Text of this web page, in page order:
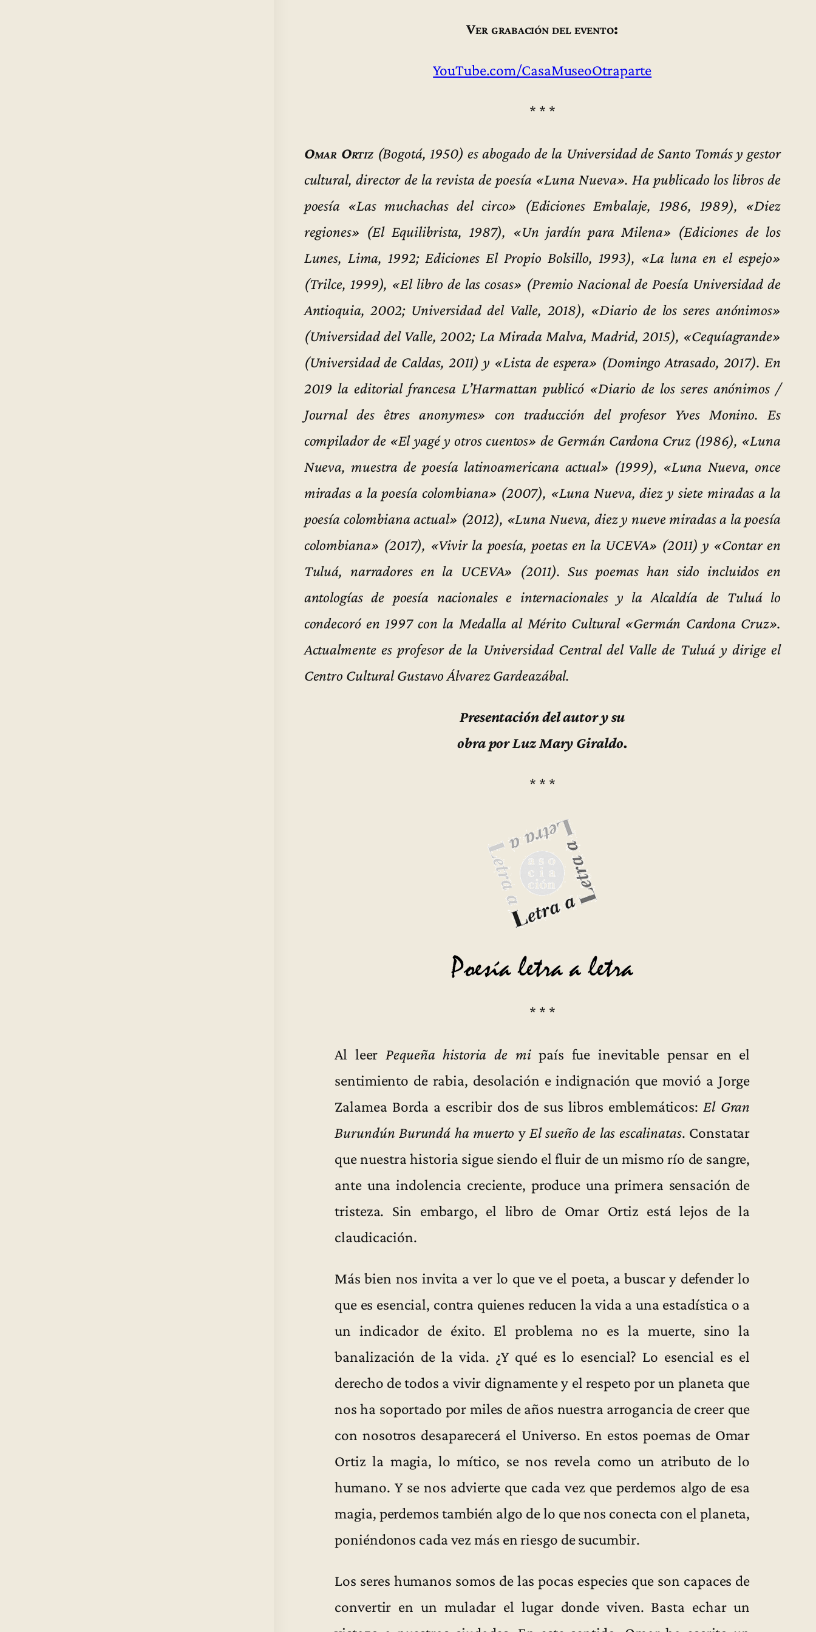
Ver grabación del evento:
YouTube.com/CasaMuseoOtraparte
* * *
Omar Ortiz (Bogotá, 1950) es abogado de la Universidad de Santo Tomás y gestor
cultural, director de la revista de poesía «Luna Nueva». Ha publicado los libros de
poesía «Las muchachas del circo» (Ediciones Embalaje, 1986, 1989), «Diez
regiones» (El Equilibrista, 1987), «Un jardín para Milena» (Ediciones de los
Lunes, Lima, 1992; Ediciones El Propio Bolsillo, 1993), «La luna en el espejo»
(Trilce, 1999), «El libro de las cosas» (Premio Nacional de Poesía Universidad de
Antioquia, 2002; Universidad del Valle, 2018), «Diario de los seres anónimos»
(Universidad del Valle, 2002; La Mirada Malva, Madrid, 2015), «Cequíagrande»
(Universidad de Caldas, 2011) y «Lista de espera» (Domingo Atrasado, 2017). En
2019 la editorial francesa L’Harmattan publicó «Diario de los seres anónimos /
Journal des êtres anonymes» con traducción del profesor Yves Monino. Es
compilador de «El yagé y otros cuentos» de Germán Cardona Cruz (1986), «Luna
Nueva, muestra de poesía latinoamericana actual» (1999), «Luna Nueva, once
miradas a la poesía colombiana» (2007), «Luna Nueva, diez y siete miradas a la
poesía colombiana actual» (2012), «Luna Nueva, diez y nueve miradas a la poesía
colombiana» (2017), «Vivir la poesía, poetas en la UCEVA» (2011) y «Contar en
Tuluá, narradores en la UCEVA» (2011). Sus poemas han sido incluidos en
antologías de poesía nacionales e internacionales y la Alcaldía de Tuluá lo
condecoró en 1997 con la Medalla al Mérito Cultural «Germán Cardona Cruz».
Actualmente es profesor de la Universidad Central del Valle de Tuluá y dirige el
Centro Cultural Gustavo Álvarez Gardeazábal.
Presentación del autor y su
obra por Luz Mary Giraldo.
* * *
* * *
Al leer Pequeña historia de mipaís fue inevitable pensar en el
sentimiento de rabia, desolación e indignación que movió a Jorge
Zalamea Borda a escribir dos de sus libros emblemáticos: El Gran
Burundún Burundá ha muerto y El sueño de las escalinatas. Constatar
que nuestra historia sigue siendo el fluir de un mismo río de sangre,
ante una indolencia creciente, produce una primera sensación de
tristeza. Sin embargo, el libro de Omar Ortiz está lejos de la
claudicación.
Más bien nos invita a ver lo que ve el poeta, a buscar y defender lo
que es esencial, contra quienes reducen la vida a una estadística o a
un indicador de éxito. El problema no es la muerte, sino la
banalización de la vida. ¿Y qué es lo esencial? Lo esencial es el
derecho de todos a vivir dignamente y el respeto por un planeta que
nos ha soportado por miles de años nuestra arrogancia de creer que
con nosotros desaparecerá el Universo. En estos poemas de Omar
Ortiz la magia, lo mítico, se nos revela como un atributo de lo
humano. Y se nos advierte que cada vez que perdemos algo de esa
magia, perdemos también algo de lo que nos conecta con el planeta,
poniéndonos cada vez más en riesgo de sucumbir.
Los seres humanos somos de las pocas especies que son capaces de
convertir en un muladar el lugar donde viven. Basta echar un